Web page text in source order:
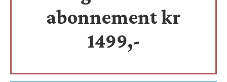
abonnement kr
1499,-